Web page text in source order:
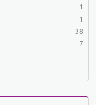
1
1
38
7
2
1